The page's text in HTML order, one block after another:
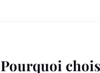
Pourquoi